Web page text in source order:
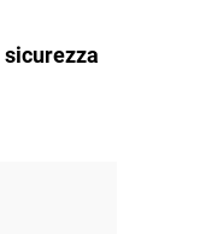
sicurezza